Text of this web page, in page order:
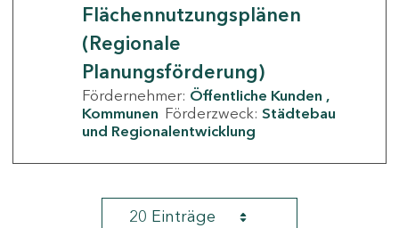
Flächennutzungsplänen
(Regionale
Planungsförderung)
Fördernehmer: Öffentliche Kunden
Kommunen Förderzweck: Städtebau
und Regionalentwicklung
20 Einträge